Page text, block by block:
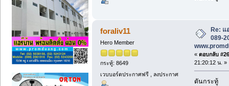
foraliv11
Hero Member
กระทู้: 8649
เวบบอร์ดประกาศฟรี , ลงประกาศ
Re:
089-
« ตอบกลับ
21:20:12 น. »
ดันกระทู้